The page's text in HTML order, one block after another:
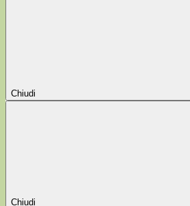
Chiudi
Chiudi